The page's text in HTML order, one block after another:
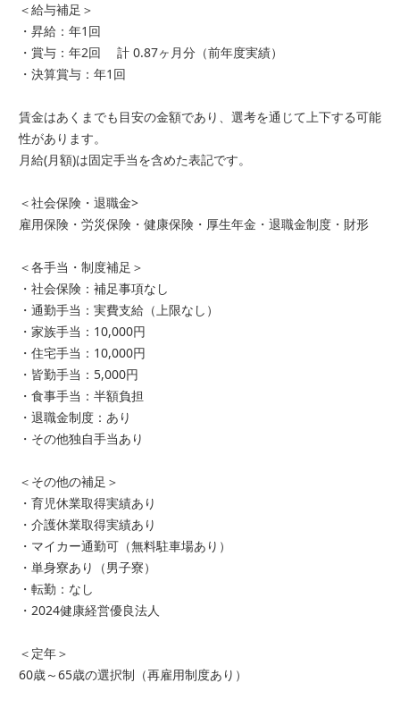
＜給与補足＞
・昇給：年1回
・賞与：年2回 計 0.87ヶ月分（前年度実績）
・決算賞与：年1回
賃金はあくまでも目安の金額であり、選考を通じて上下する可能
性があります。
月給(月額)は固定手当を含めた表記です。
＜社会保険・退職金>
雇用保険・労災保険・健康保険・厚生年金・退職金制度・財形
＜各手当・制度補足＞
・社会保険：補足事項なし
・通勤手当：実費支給（上限なし）
・家族手当：10,000円
・住宅手当：10,000円
・皆勤手当：5,000円
・食事手当：半額負担
・退職金制度：あり
・その他独自手当あり
＜その他の補足＞
・育児休業取得実績あり
・介護休業取得実績あり
・マイカー通勤可（無料駐車場あり）
・単身寮あり（男子寮）
・転勤：なし
・2024健康経営優良法人
＜定年＞
60歳～65歳の選択制（再雇用制度あり）